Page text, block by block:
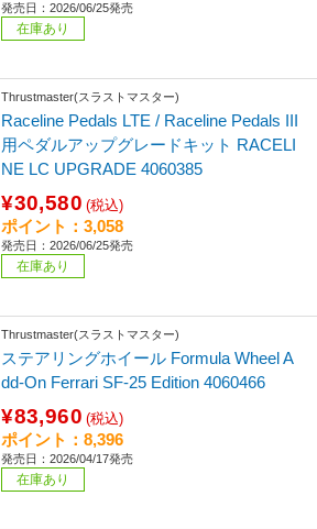
発売日：2026/06/25発売
在庫あり
Thrustmaster(スラストマスター)
Raceline Pedals LTE / Raceline Pedals III
用ペダルアップグレードキット RACELI
NE LC UPGRADE 4060385
¥30,580 (税込)
ポイント：3,058
発売日：2026/06/25発売
在庫あり
Thrustmaster(スラストマスター)
ステアリングホイール Formula Wheel A
dd-On Ferrari SF-25 Edition 4060466
¥83,960 (税込)
ポイント：8,396
発売日：2026/04/17発売
在庫あり